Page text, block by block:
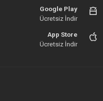
Google Play
Ücretsiz İndir
App Store
Ücretsiz İndir